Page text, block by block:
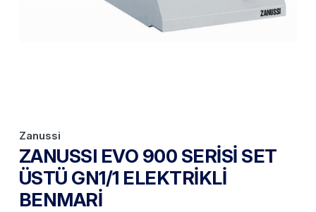
Zanussi
ZANUSSI EVO 900 SERİSİ SET
ÜSTÜ GN1/1 ELEKTRİKLİ
BENMARİ